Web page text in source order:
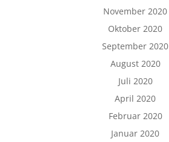
November 2020
Oktober 2020
September 2020
August 2020
Juli 2020
April 2020
Februar 2020
Januar 2020